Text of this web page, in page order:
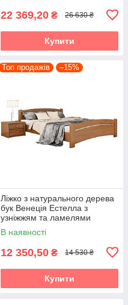
22 369,20 ₴ 26 630 ₴
Купити
Топ продажів –15%
Ліжко з натурального дерева
бук Венеція Естелла з
узніжжям та ламелями
В наявності
12 350,50 ₴ 14 530 ₴
Купити